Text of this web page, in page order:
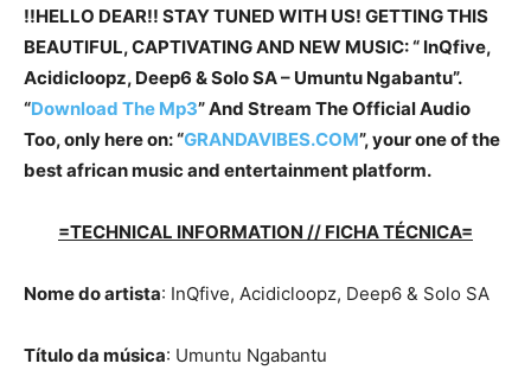
!!HELLO DEAR!! STAY TUNED WITH US! GETTING THIS
BEAUTIFUL, CAPTIVATING AND NEW MUSIC: “ InQfive,
Acidicloopz, Deep6 & Solo SA – Umuntu Ngabantu”.
“Download The Mp3”And Stream The Official Audio
Too, only here on: “GRANDAVIBES.COM”, your one of the
best african music and entertainment platform.
=TECHNICAL INFORMATION // FICHA TÉCNICA=
Nome do artista: InQfive, Acidicloopz, Deep6 & Solo SA
Título da música: Umuntu Ngabantu